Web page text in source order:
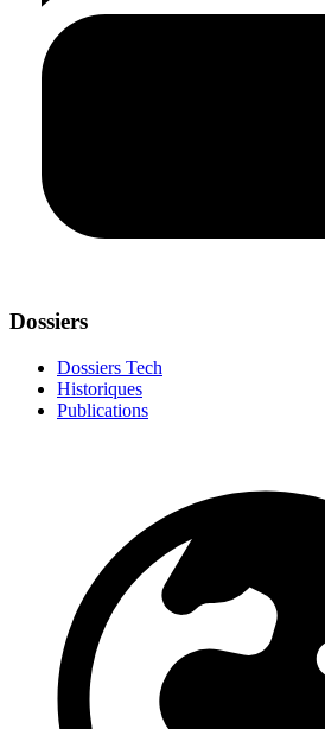
Dossiers
Dossiers Tech
Historiques
Publications